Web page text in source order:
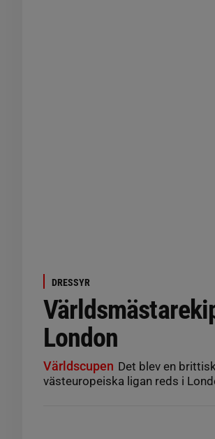
DRESSYR
London
Världscupen Det blev en
västeuropeiska ligan reds i